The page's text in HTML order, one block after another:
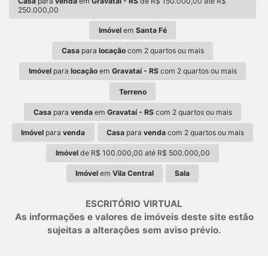
250.000,00
Imóvelem Santa Fé
Casapara locaçãocom 2 quartos ou mais
Imóvelpara locaçãoem Gravataí - RScom 2 quartos ou mais
Terreno
Casapara vendaem Gravataí - RScom 2 quartos ou mais
Imóvel paravenda Casapara vendacom 2 quartos ou mais
Imóvelde R$ 100.000,00 até R$ 500.000,00
Imóvelem Vila Central Sala
ESCRITÓRIO VIRTUAL
As informações e valores de imóveis deste site estão
sujeitas a alterações sem aviso prévio.